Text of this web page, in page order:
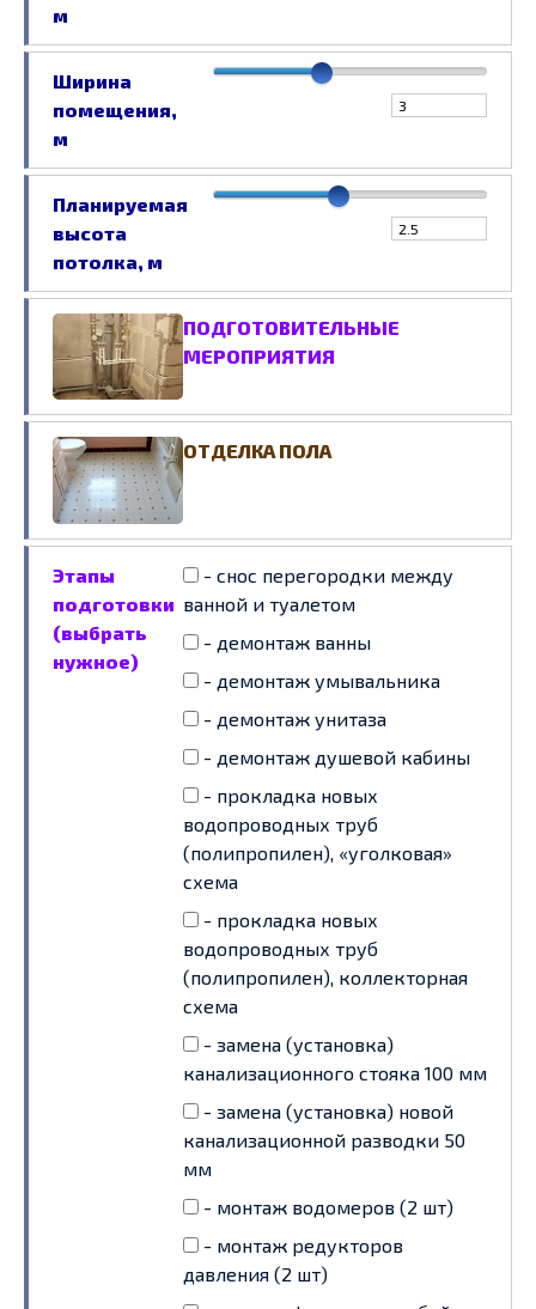
м
Ширина
помещения,
м
Планируемая
высота
потолка, м
ПОДГОТОВИТЕЛЬНЫЕ
МЕРОПРИЯТИЯ
ОТДЕЛКА ПОЛА
Этапы
подготовки
(выбрать
нужное)
- снос перегородки между
ванной и туалетом
- демонтаж ванны
- демонтаж умывальника
- демонтаж унитаза
- демонтаж душевой кабины
- прокладка новых
водопроводных труб
(полипропилен), «уголковая»
схема
- прокладка новых
водопроводных труб
(полипропилен), коллекторная
схема
- замена (установка)
канализационного стояка 100 мм
- замена (установка) новой
канализационной разводки 50
мм
- монтаж водомеров (2 шт)
- монтаж редукторов
давления (2 шт)